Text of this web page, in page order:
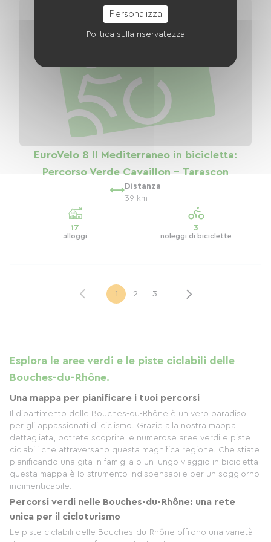
EuroVelo 8 Il Mediterraneo in bicicletta:
Percorso Verde Cavaillon - Tarascon
Distanza
39 km
17
alloggi
3
noleggi di biciclette
1 2 3
Esplora le aree verdi e le piste ciclabili delle
Bouches-du-Rhône.
Una mappa per pianificare i tuoi percorsi
Il dipartimento delle Bouches-du-Rhône è un vero paradiso
per gli appassionati di ciclismo. Grazie alla nostra mappa
dettagliata, potrete scoprire le numerose aree verdi e piste
ciclabili che attraversano questa magnifica regione. Che stiate
pianificando una gita in famiglia o un lungo viaggio in bicicletta,
questa mappa è lo strumento indispensabile per un soggiorno
indimenticabile.
Percorsi verdi nelle Bouches-du-Rhône: una rete
unica per il cicloturismo
Le piste ciclabili delle Bouches-du-Rhône offrono una varietà
Personalizza
Politica sulla riservatezza